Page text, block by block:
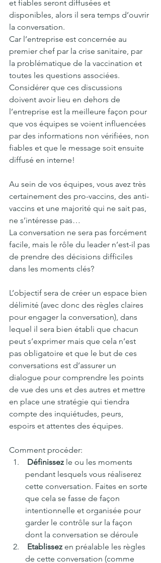
et fiables seront diffusées et
disponibles, alors il sera temps d’ouvrir
la conversation.
Car l’entreprise est concernée au
premier chef par la crise sanitaire, par
la problématique de la vaccination et
toutes les questions associées.
Considérer que ces discussions
doivent avoir lieu en dehors de
l’entreprise est la meilleure façon pour
que vos équipes se voient influencées
par des informations non vérifiées, non
fiables et que le message soit ensuite
diffusé en interne!
Au sein de vos équipes, vous avez très
certainement des pro-vaccins, des anti-
vaccins et une majorité qui ne sait pas,
ne s’intéresse pas…
La conversation ne sera pas forcément
facile, mais le rôle du leader n’est-il pas
de prendre des décisions difficiles
dans les moments clés?
L’objectif sera de créer un espace bien
délimité (avec donc des règles claires
pour engager la conversation), dans
lequel il sera bien établi que chacun
peut s’exprimer mais que cela n’est
pas obligatoire et que le but de ces
conversations est d’assurer un
dialogue pour comprendre les points
de vue des uns et des autres et mettre
en place une stratégie qui tiendra
compte des inquiétudes, peurs,
espoirs et attentes des équipes.
Comment procéder:
Définissez le ou les moments
pendant lesquels vous réaliserez
cette conversation. Faites en sorte
que cela se fasse de façon
intentionnelle et organisée pour
garder le contrôle sur la façon
dont la conversation se déroule
Etablissez en préalable les règles
de cette conversation (comme